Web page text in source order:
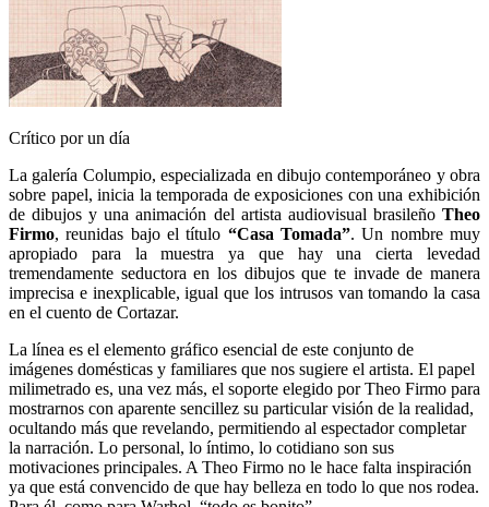
Crítico por un día
La galería Columpio, especializada en dibujo contemporáneo y obra
sobre papel, inicia la temporada de exposiciones con una exhibición
de dibujos y una animación del artista audiovisual brasileño Theo
Firmo, reunidas bajo el título “Casa Tomada”. Un nombre muy
apropiado para la muestra ya que hay una cierta levedad
tremendamente seductora en los dibujos que te invade de manera
imprecisa e inexplicable, igual que los intrusos van tomando la casa
en el cuento de Cortazar.
La línea es el elemento gráfico esencial de este conjunto de
imágenes domésticas y familiares que nos sugiere el artista. El papel
milimetrado es, una vez más, el soporte elegido por Theo Firmo para
mostrarnos con aparente sencillez su particular visión de la realidad,
ocultando más que revelando, permitiendo al espectador completar
la narración. Lo personal, lo íntimo, lo cotidiano son sus
motivaciones principales. A Theo Firmo no le hace falta inspiración
ya que está convencido de que hay belleza en todo lo que nos rodea.